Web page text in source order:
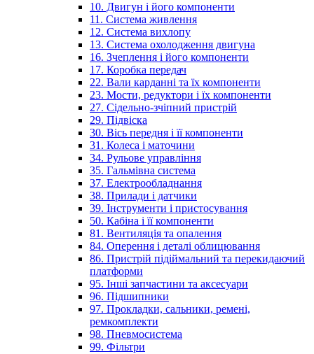
10. Двигун і його компоненти
11. Система живлення
12. Система вихлопу
13. Система охолодження двигуна
16. Зчеплення і його компоненти
17. Коробка передач
22. Вали карданні та їх компоненти
23. Мости, редуктори і їх компоненти
27. Сідельно-зчіпний пристрій
29. Підвіска
30. Вісь передня і її компоненти
31. Колеса і маточини
34. Рульове управління
35. Гальмівна система
37. Електрообладнання
38. Прилади і датчики
39. Інструменти і пристосування
50. Кабіна і її компоненти
81. Вентиляція та опалення
84. Оперення і деталі облицювання
86. Пристрій підіймальний та перекидаючий
платформи
95. Інші запчастини та аксесуари
96. Підшипники
97. Прокладки, сальники, ремені,
ремкомплекти
98. Пневмосистема
99. Фільтри